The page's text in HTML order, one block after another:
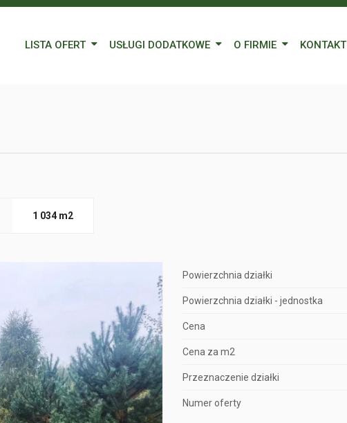
LISTA OFERT USŁUGI DODATKOWE O FIRMIE KONTAKT
1 034 m2
Powierzchnia działki
Powierzchnia działki - jednostka
Cena
Cena za m2
Przeznaczenie działki
Numer oferty